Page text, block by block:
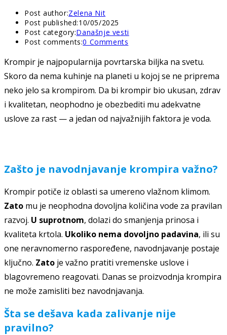
Post author:Zelena Nit
Post published:10/05/2025
Post category:Današnje vesti
Post comments:0 Comments
Krompir je najpopularnija povrtarska biljka na svetu.
Skoro da nema kuhinje na planeti u kojoj se ne priprema
neko jelo sa krompirom. Da bi krompir bio ukusan, zdrav
i kvalitetan, neophodno je obezbediti mu adekvatne
uslove za rast — a jedan od najvažnijih faktora je voda.
Zašto je navodnjavanje krompira važno?
Krompir potiče iz oblasti sa umereno vlažnom klimom.
Zato mu je neophodna dovoljna količina vode za pravilan
razvoj. U suprotnom, dolazi do smanjenja prinosa i
kvaliteta krtola. Ukoliko nema dovoljno padavina, ili su
one neravnomerno raspoređene, navodnjavanje postaje
ključno. Zato je važno pratiti vremenske uslove i
blagovremeno reagovati. Danas se proizvodnja krompira
ne može zamisliti bez navodnjavanja.
Šta se dešava kada zalivanje nije
pravilno?